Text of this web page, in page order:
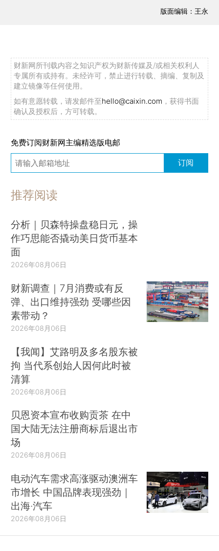
版面编辑：王永
财新网所刊载内容之知识产权为财新传媒及/或相关权利人
专属所有或持有。未经许可，禁止进行转载、摘编、复制及
建立镜像等任何使用。
如有意愿转载，请发邮件至hello@caixin.com ，获得书面
确认及授权后，方可转载。
免费订阅财新网主编精选版电邮
订阅
推荐阅读
分析｜贝森特操盘稳日元，操
作巧思能否撬动美日货币基本
面
2026年08月06日
财新调查｜7月消费或有反
弹、出口维持强劲 受哪些因
素带动？
2026年08月06日
【我闻】艾路明及多名股东被
拘 当代系创始人因何此时被
清算
2026年08月06日
贝恩资本宣布收购贡茶 在中
国大陆无法注册商标后退出市
场
2026年08月06日
电动汽车需求高涨驱动澳洲车
市增长 中国品牌表现强劲｜
出海·汽车
2026年08月06日